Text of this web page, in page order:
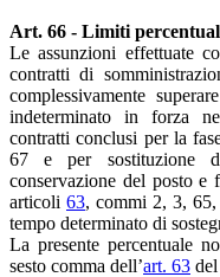
Art. 66 - Limiti
Le assunzioni effettuate
contratti di
complessivamente
indeterminato in forza
contratti conclusi per la
67 e per sostituzione
conservazione del posto e
articoli 63, commi 2, 3,
tempo determinato di
La presente percentuale
sesto comma dell’art. 63